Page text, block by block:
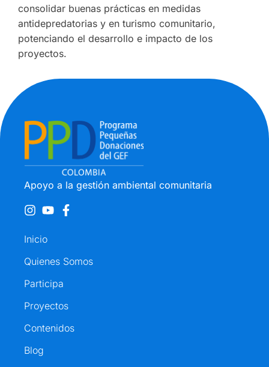
consolidar buenas prácticas en medidas
antidepredatorias y en turismo comunitario,
potenciando el desarrollo e impacto de los
proyectos.
Apoyo a la gestión ambiental comunitaria
Inicio
Quienes Somos
Participa
Proyectos
Contenidos
Blog